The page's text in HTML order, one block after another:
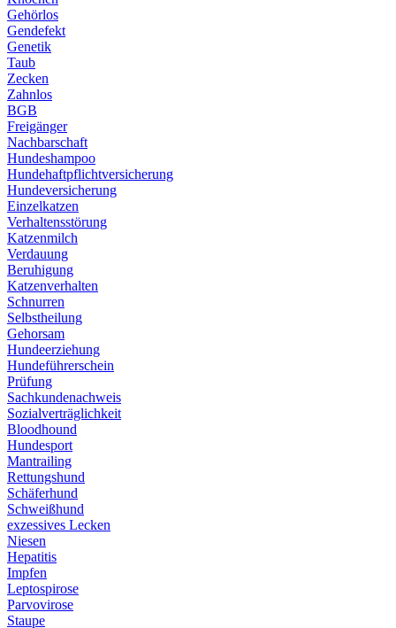
Gehörlos
Gendefekt
Genetik
Taub
Zecken
Zahnlos
BGB
Freigänger
Nachbarschaft
Hundeshampoo
Hundehaftpflichtversicherung
Hundeversicherung
Einzelkatzen
Verhaltensstörung
Katzenmilch
Verdauung
Beruhigung
Katzenverhalten
Schnurren
Selbstheilung
Gehorsam
Hundeerziehung
Hundeführerschein
Prüfung
Sachkundenachweis
Sozialverträglichkeit
Bloodhound
Hundesport
Mantrailing
Rettungshund
Schäferhund
Schweißhund
exzessives Lecken
Niesen
Hepatitis
Impfen
Leptospirose
Parvovirose
Staupe